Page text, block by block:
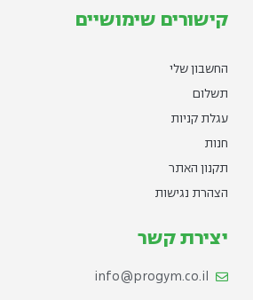
קישורים שימושיים
החשבון שלי
תשלום
עגלת קניות
חנות
תקנון האתר
הצהרת נגישות
יצירת קשר
info@progym.co.il